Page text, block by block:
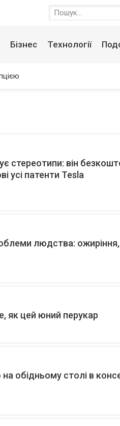
Бізнес Технології
стереотипи: він
усі патенти Tesla
людства: ожиріння,
як цей юний перукар
обідньому столі в